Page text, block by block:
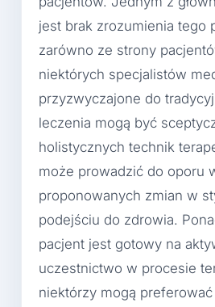
jest brak zrozumienia tego
zarówno ze strony
niektórych specjalistów
przyzwyczajone do
leczenia mogą być
holistycznych technik
może prowadzić do oporu
proponowanych zmian w
podejściu do zdrowia.
pacjent jest gotowy na
uczestnictwo w procesie
niektórzy mogą